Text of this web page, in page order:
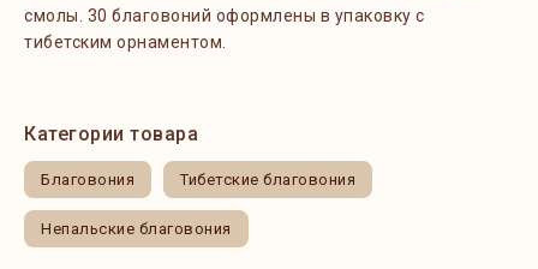
смолы. 30 благовоний оформлены в упаковку с
тибетским орнаментом.
Категории товара
Благовония Тибетские благовония
Непальские благовония